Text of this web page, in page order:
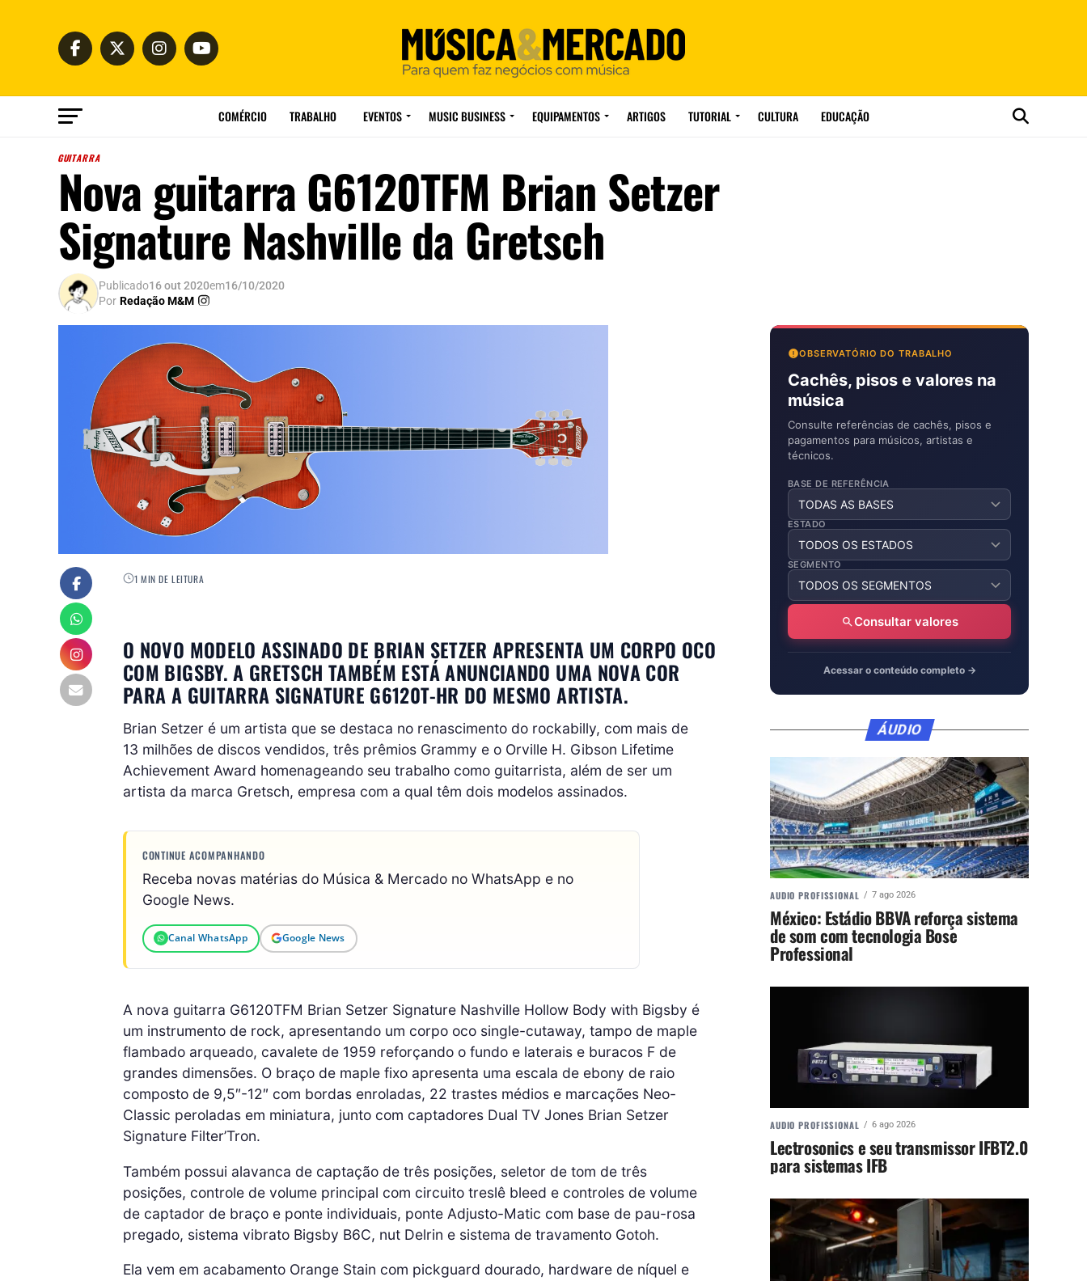
COMÉRCIO TRABALHO EVENTOS MUSIC BUSINESS EQUIPAMENTOS ARTIGOS TUTORIAL CULTURA EDUCAÇÃO
GUITARRA
Nova guitarra G6120TFM Brian Setzer
Signature Nashville da Gretsch
Publicado16 out 2020em16/10/2020
Por Redação M&M
1 MIN DE LEITURA
O NOVO MODELO ASSINADO DE BRIAN SETZER APRESENTA UM CORPO OCO
COM BIGSBY. A GRETSCH TAMBÉM ESTÁ ANUNCIANDO UMA NOVA COR
PARA A GUITARRA SIGNATURE G6120T-HR DO MESMO ARTISTA.
Brian Setzer é um artista que se destaca no renascimento do rockabilly, com mais de
13 milhões de discos vendidos, três prêmios Grammy e o Orville H. Gibson Lifetime
Achievement Award homenageando seu trabalho como guitarrista, além de ser um
artista da marca Gretsch, empresa com a qual têm dois modelos assinados.
CONTINUE ACOMPANHANDO
Receba novas matérias do Música & Mercado no WhatsApp e no
Google News.
Canal WhatsApp Google News
A nova guitarra G6120TFM Brian Setzer Signature Nashville Hollow Body with Bigsby é
um instrumento de rock, apresentando um corpo oco single-cutaway, tampo de maple
flambado arqueado, cavalete de 1959 reforçando o fundo e laterais e buracos F de
grandes dimensões. O braço de maple fixo apresenta uma escala de ebony de raio
composto de 9,5″-12″ com bordas enroladas, 22 trastes médios e marcações Neo-
Classic peroladas em miniatura, junto com captadores Dual TV Jones Brian Setzer
Signature Filter’Tron.
Também possui alavanca de captação de três posições, seletor de tom de três
posições, controle de volume principal com circuito treslê bleed e controles de volume
de captador de braço e ponte individuais, ponte Adjusto-Matic com base de pau-rosa
pregado, sistema vibrato Bigsby B6C, nut Delrin e sistema de travamento Gotoh.
Ela vem em acabamento Orange Stain com pickguard dourado, hardware de níquel e
OBSERVATÓRIO DO TRABALHO
Cachês, pisos e valores na
música
Consulte referências de cachês, pisos e
pagamentos para músicos, artistas e
técnicos.
BASE DE REFERÊNCIA
ESTADO
SEGMENTO
Consultar valores
Acessar o conteúdo completo →
ÁUDIO
AUDIO PROFISSIONAL 7 ago 2026
México: Estádio BBVA reforça sistema
de som com tecnologia Bose
Professional
AUDIO PROFISSIONAL 6 ago 2026
Lectrosonics e seu transmissor IFBT2.0
para sistemas IFB